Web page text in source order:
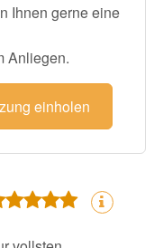
Ihnen gerne eine
Anliegen.
einholen